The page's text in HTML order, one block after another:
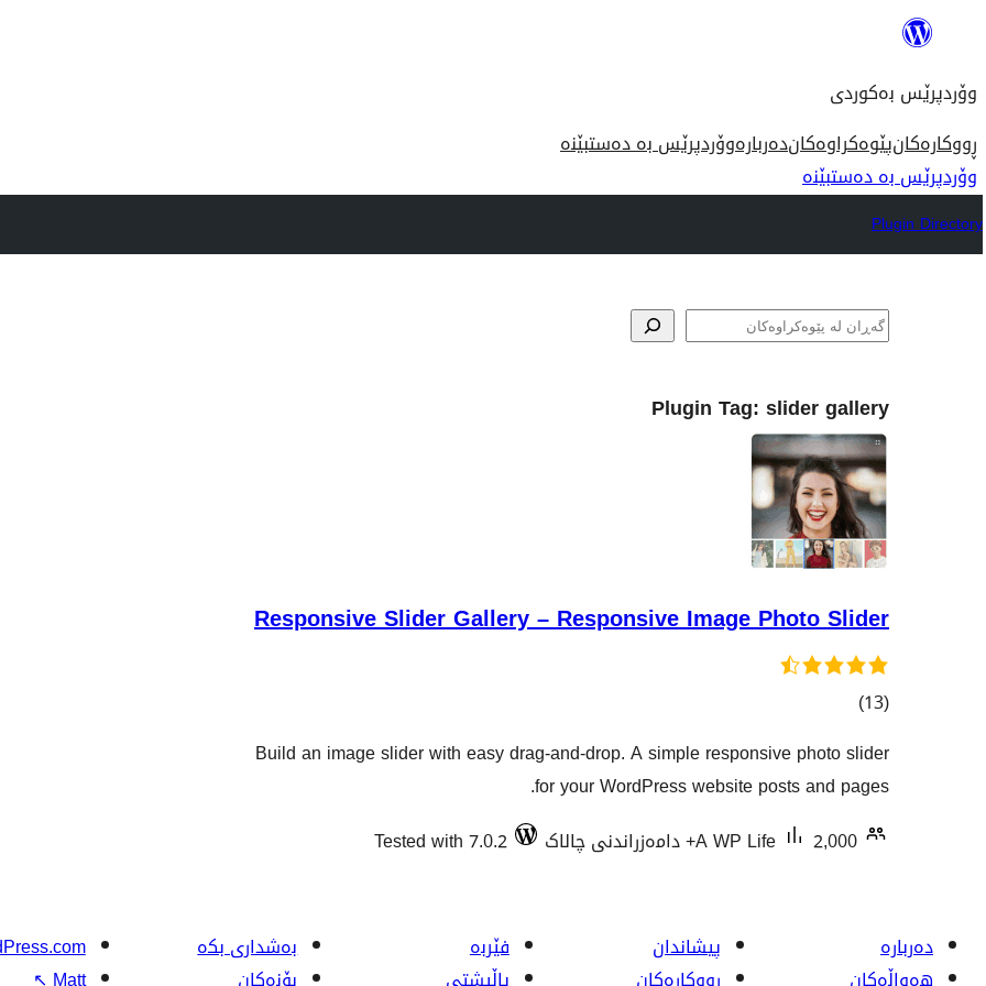
ناوەڕۆک
وۆردپرێس بەکوردی
ڕووکارەکانپێوەکراوەکاندەربارەوۆردپرێس بە دەستبێنە
وۆردپرێس بە دەستبێنە
Plugin Directory
گه‌ڕان
Plugin Tag: slider gallery
Responsive Slider Gallery – Responsive Image Photo Slider
(13 کۆی
هەڵسەنگاندنەکان
)
Build an image slider with easy drag-and-drop. A simple responsive photo slider
for your WordPress website posts and pages.
A WP Life
2,000+ دامەزراندنی چالاک Tested with 7.0.2
دەربارە
پیشاندان
فێربە
بەشداری بکە